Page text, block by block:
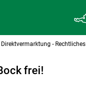
Direktvermarktung - Rechtliches
frei!